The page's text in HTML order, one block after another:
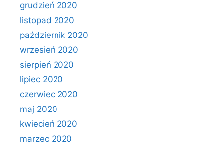
grudzień 2020
listopad 2020
październik 2020
wrzesień 2020
sierpień 2020
lipiec 2020
czerwiec 2020
maj 2020
kwiecień 2020
marzec 2020